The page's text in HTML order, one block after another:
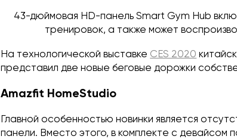
43-дюймовая HD-панель Smart Gym Hub
тренировок, а также может
На технологической выставке CES 2020
представил две новые беговые дорожки
Amazfit HomeStudio
Главной особенностью новинки является
панели. Вместо этого, в комплекте с девайсом